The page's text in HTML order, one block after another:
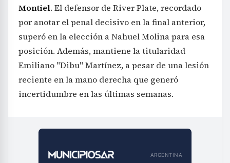
Montiel. El defensor de River Plate, recordado
por anotar el penal decisivo en la final anterior,
superó en la elección a Nahuel Molina para esa
posición. Además, mantiene la titularidad
Emiliano "Dibu" Martínez, a pesar de una lesión
reciente en la mano derecha que generó
incertidumbre en las últimas semanas.
ARGENTINA